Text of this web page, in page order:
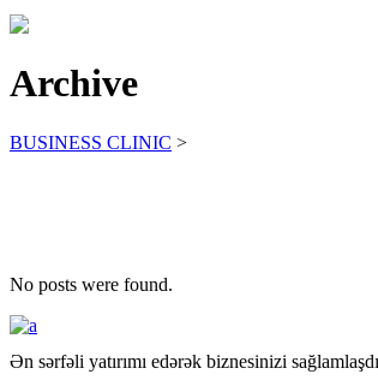
Archive
BUSINESS CLINIC >
No posts were found.
Ən sərfəli yatırımı edərək biznesinizi